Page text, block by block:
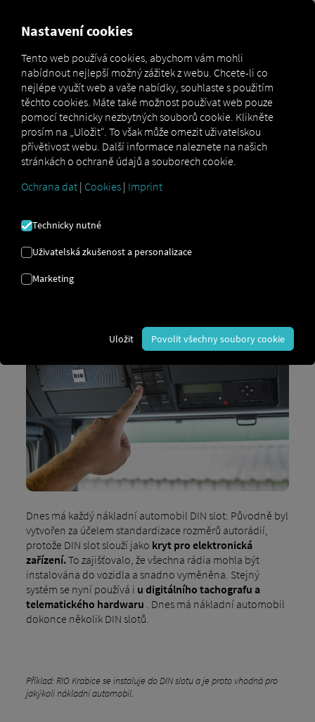
Glossar Was ist ein DIN-Schacht?
DIN HŘÍDEL
Co vlastně znamená DIN? DIN je zkratka pro
Deutsches Institut für Normung (Německý institut
pro normalizaci)
: Norma DIN je navržena pro
příkladem je norma DIN pro formáty papíru: Formáty
a nyní jsou kompatibilní se všemi tiskárnami a skenery
bez ohledu na výrobce.
Dnes má každý nákladní automobil DIN slot: Původně byl
vytvořen za účelem standardizace rozměrů autorádií,
protože DIN slot slouží jako kryt pro elektronická
zařízení.To zajišťovalo, že všechna rádia mohla být
instalována do vozidla a snadno vyměněna. Stejný
systém se nyní používá i u digitálního tachografu a
telematického hardwaru . Dnes má nákladní automobil
dokonce několik DIN slotů.
Příklad: RIO Krabice se instaluje do DIN slotu a je proto vhodná pro
jakýkoli nákladní automobil.
Nastavení cookies
Tento web používá cookies, abychom vám mohli
nabídnout nejlepší možný zážitek z webu. Chcete-li co
nejlépe využít web a vaše nabídky, souhlaste s použitím
těchto cookies. Máte také možnost používat web pouze
pomocí technicky nezbytných souborů cookie. Klikněte
prosím na „Uložit“. To však může omezit uživatelskou
přívětivost webu. Další informace naleznete na našich
stránkách o ochraně údajů a souborech cookie.
Ochrana dat | Cookies | Imprint
Technicky nutné
Uživatelská zkušenost a personalizace
Marketing
Uložit Povolit všechny soubory cookie